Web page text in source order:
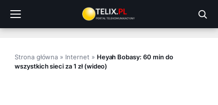
treści
Strona główna » Internet » Heyah Bobasy: 60 min do
wszystkich sieci za 1 zł (wideo)